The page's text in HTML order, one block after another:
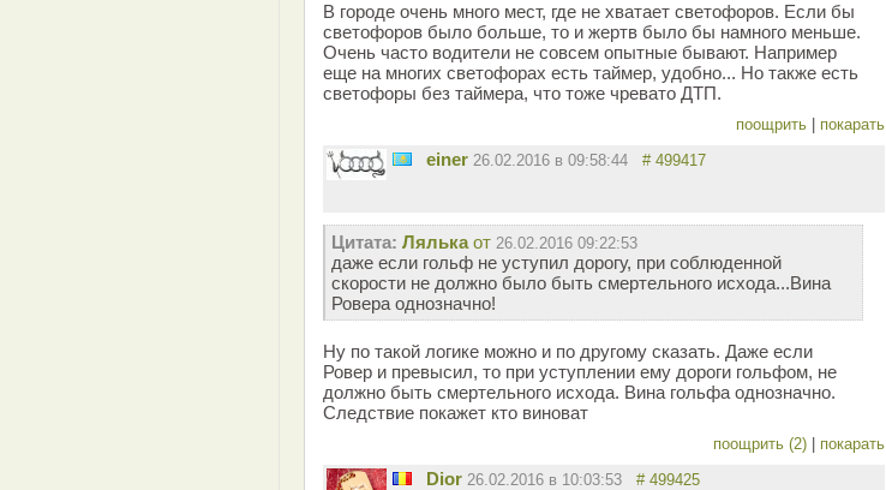
В городе очень много мест, где не хватает светофоров. Если бы
светофоров было больше, то и жертв было бы намного меньше.
Очень часто водители не совсем опытные бывают. Например
еще на многих светофорах есть таймер, удобно... Но также есть
светофоры без таймера, что тоже чревато ДТП.
поощрить покарать
einer 26.02.2016 в 09:58:44 # 499417
Цитата: Лялькаот 26.02.2016 09:22:53
даже если гольф не уступил дорогу, при соблюденной
скорости не должно было быть смертельного исхода...Вина
Ровера однозначно!
Ну по такой логике можно и по другому сказать. Даже если
Ровер и превысил, то при уступлении ему дороги гольфом, не
должно быть смертельного исхода. Вина гольфа однозначно.
Следствие покажет кто виноват
поощрить (2) покарать
Dior 26.02.2016 в 10:03:53 # 499425